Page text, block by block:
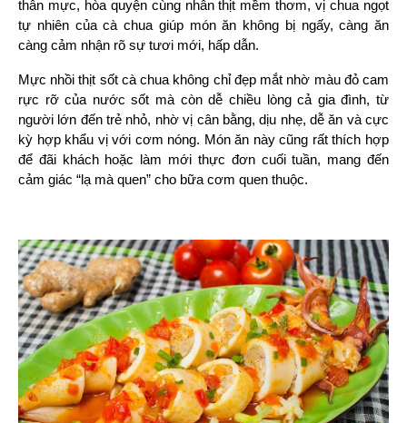
thân mực, hòa quyện cùng nhân thịt mềm thơm, vị chua ngọt
tự nhiên của cà chua giúp món ăn không bị ngấy, càng ăn
càng cảm nhận rõ sự tươi mới, hấp dẫn.
Mực nhồi thịt sốt cà chua không chỉ đẹp mắt nhờ màu đỏ cam
rực rỡ của nước sốt mà còn dễ chiều lòng cả gia đình, từ
người lớn đến trẻ nhỏ, nhờ vị cân bằng, dịu nhẹ, dễ ăn và cực
kỳ hợp khẩu vị với cơm nóng. Món ăn này cũng rất thích hợp
để đãi khách hoặc làm mới thực đơn cuối tuần, mang đến
cảm giác “lạ mà quen” cho bữa cơm quen thuộc.